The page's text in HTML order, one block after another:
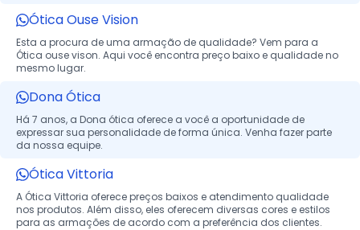
Ótica Ouse Vision
Esta a procura de uma armação de qualidade? Vem para a
Ótica ouse vison. Aqui você encontra preço baixo e qualidade no
mesmo lugar.
Dona Ótica
Há 7 anos, a Dona ótica oferece a você a oportunidade de
expressar sua personalidade de forma única. Venha fazer parte
da nossa equipe.
Ótica Vittoria
A Ótica Vittoria oferece preços baixos e atendimento qualidade
nos produtos. Além disso, eles oferecem diversas cores e estilos
para as armações de acordo com a preferência dos clientes.